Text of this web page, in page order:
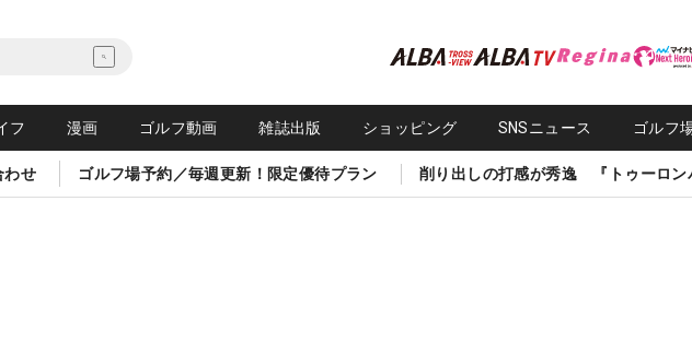
フ 漫画 ゴルフ動画 雑誌出版 ショッピング SNSニュース ゴルフ
わせ ゴルフ場予約／毎週更新！限定優待プラン 削り出しの打感が秀逸 『トゥーロン